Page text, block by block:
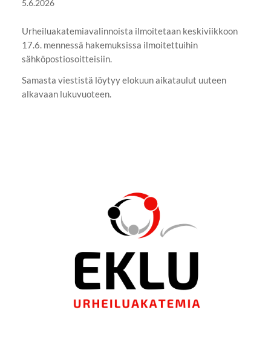
5.6.2026
Urheiluakatemiavalinnoista ilmoitetaan keskiviikkoon
17.6. mennessä hakemuksissa ilmoitettuihin
sähköpostiosoitteisiin.
Samasta viestistä löytyy elokuun aikataulut uuteen
alkavaan lukuvuoteen.